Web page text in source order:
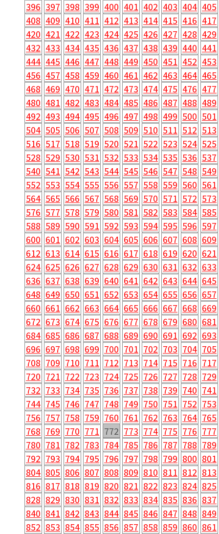
396 397 398 399 400 401 402 403 404 405
408 409 410 411 412 413 414 415 416 417
420 421 422 423 424 425 426 427 428 429
432 433 434 435 436 437 438 439 440 441
444 445 446 447 448 449 450 451 452 453
456 457 458 459 460 461 462 463 464 465
468 469 470 471 472 473 474 475 476 477
480 481 482 483 484 485 486 487 488 489
492 493 494 495 496 497 498 499 500 501
504 505 506 507 508 509 510 511 512 513
516 517 518 519 520 521 522 523 524 525
528 529 530 531 532 533 534 535 536 537
540 541 542 543 544 545 546 547 548 549
552 553 554 555 556 557 558 559 560 561
564 565 566 567 568 569 570 571 572 573
576 577 578 579 580 581 582 583 584 585
588 589 590 591 592 593 594 595 596 597
600 601 602 603 604 605 606 607 608 609
612 613 614 615 616 617 618 619 620 621
624 625 626 627 628 629 630 631 632 633
636 637 638 639 640 641 642 643 644 645
648 649 650 651 652 653 654 655 656 657
660 661 662 663 664 665 666 667 668 669
672 673 674 675 676 677 678 679 680 681
684 685 686 687 688 689 690 691 692 693
696 697 698 699 700 701 702 703 704 705
708 709 710 711 712 713 714 715 716 717
720 721 722 723 724 725 726 727 728 729
732 733 734 735 736 737 738 739 740 741
744 745 746 747 748 749 750 751 752 753
756 757 758 759 760 761 762 763 764 765
768 769 770 771 772 773 774 775 776 777
780 781 782 783 784 785 786 787 788 789
792 793 794 795 796 797 798 799 800 801
804 805 806 807 808 809 810 811 812 813
816 817 818 819 820 821 822 823 824 825
828 829 830 831 832 833 834 835 836 837
840 841 842 843 844 845 846 847 848 849
852 853 854 855 856 857 858 859 860 861